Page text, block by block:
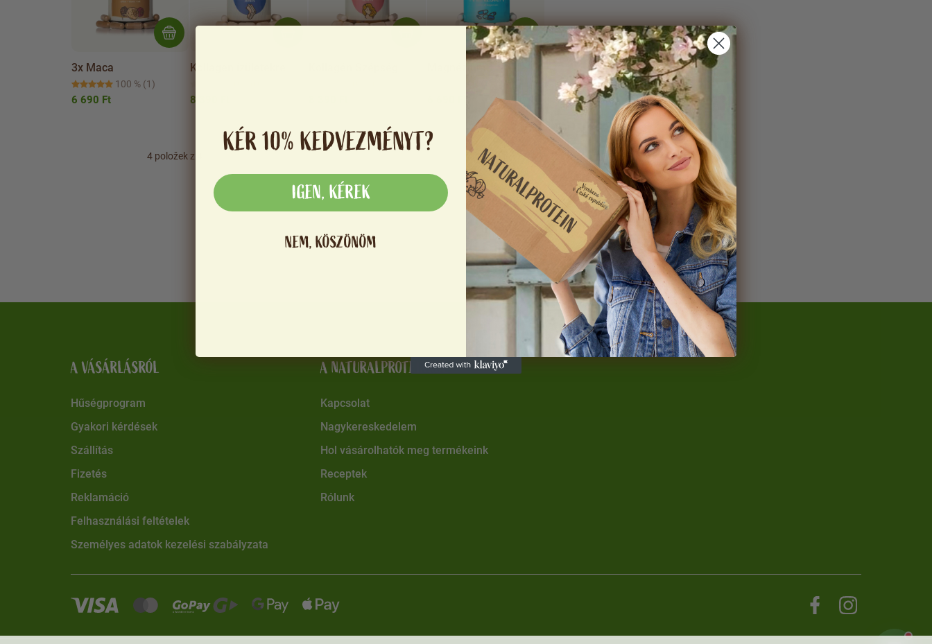
3x Maca
100 % (1)
6 690 Ft
Kollagén ízületekre
8 390 Ft
4 položek z 4
A VÁSÁRLÁSRÓL
Hűségprogram
Gyakori kérdések
Szállítás
Fizetés
Reklamáció
Felhasználási feltételek
Személyes adatok kezelési szabályzata
A NATURALPROTEINRŐL
Kapcsolat
Nagykereskedelem
Hol vásárolhatók meg termékeink
Receptek
Rólunk
KÉR 10% KEDVEZMÉNYT?
IGEN, KÉREK
NEM, KÖSZÖNÖM